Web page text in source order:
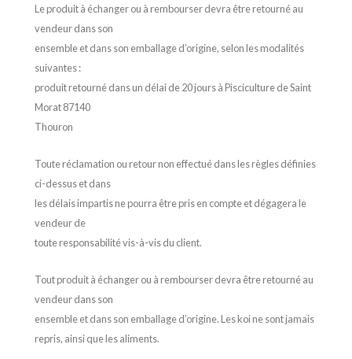
Le produit à échanger ou à rembourser devra être retourné au
vendeur dans son
ensemble et dans son emballage d’origine, selon les modalités
suivantes :
produit retourné dans un délai de 20 jours à Pisciculture de Saint
Morat 87140
Thouron
Toute réclamation ou retour non effectué dans les règles définies
ci-dessus et dans
les délais impartis ne pourra être pris en compte et dégagera le
vendeur de
toute responsabilité vis-à-vis du client.
Tout produit à échanger ou à rembourser devra être retourné au
vendeur dans son
ensemble et dans son emballage d’origine. Les koi ne sont jamais
repris, ainsi que les aliments.